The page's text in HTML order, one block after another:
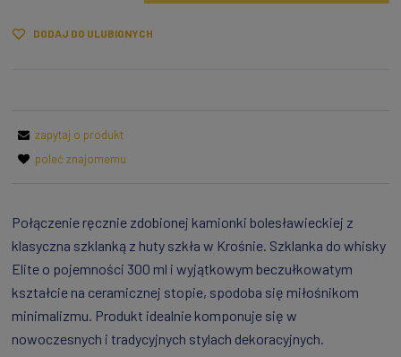
DODAJ DO ULUBIONYCH
zapytaj o produkt
poleć znajomemu
Połączenie ręcznie zdobionej kamionki bolesławieckiej z
klasyczna szklanką z huty szkła w Krośnie. Szklanka do whisky
Elite o pojemności 300 ml i wyjątkowym beczułkowatym
kształcie na ceramicznej stopie, spodoba się miłośnikom
minimalizmu. Produkt idealnie komponuje się w
nowoczesnych i tradycyjnych stylach dekoracyjnych.